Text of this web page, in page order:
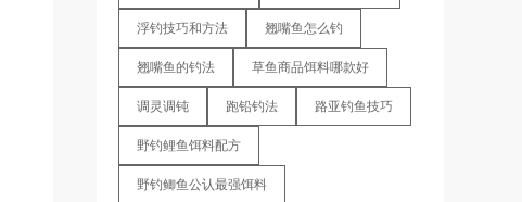
浮钓技巧和方法 翘嘴鱼怎么钓
翘嘴鱼的钓法 草鱼商品饵料哪款好
调灵调钝 跑铅钓法 路亚钓鱼技巧
野钓鲤鱼饵料配方
野钓鲫鱼公认最强饵料